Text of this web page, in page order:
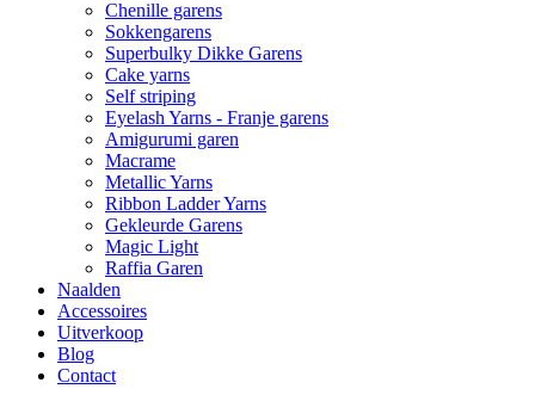
Chenille garens
Sokkengarens
Superbulky Dikke Garens
Cake yarns
Self striping
Eyelash Yarns - Franje garens
Amigurumi garen
Macrame
Metallic Yarns
Ribbon Ladder Yarns
Gekleurde Garens
Magic Light
Raffia Garen
Naalden
Accessoires
Uitverkoop
Blog
Contact